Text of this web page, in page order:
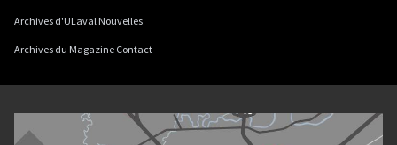
Archives d'ULaval Nouvelles
Archives du Magazine Contact